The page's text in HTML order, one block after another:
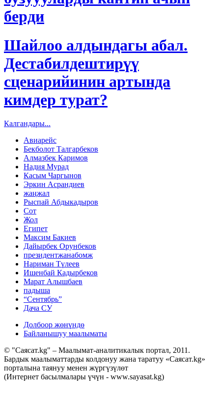
берди
Шайлоо алдындагы абал.
Дестабилдештирүү
сценарийинин артында
кимдер турат?
Калгандары...
Авиарейс
Бекболот Талгарбеков
Алмазбек Каримов
Надия Мурад
Касым Чаргынов
Эркин Асрандиев
жаңжал
Рыспай Абдыкадыров
Сот
Жол
Египет
Максим Бакиев
Дайырбек Орунбеков
президентжанабомж
Нариман Түлеев
Ишенбай Кадырбеков
Марат Алышбаев
падыша
“Сентябрь”
Дача СУ
Долбоор жөнүндө
Байланышуу маалыматы
© "Саясат.kg" – Маалымат-аналитикалык портал, 2011.
Бардык маалыматтарды колдонуу жана таратуу «Саясат.kg»
порталына таянуу менен жүргүзүлөт
(Интернет басылмалары үчүн - www.sayasat.kg)